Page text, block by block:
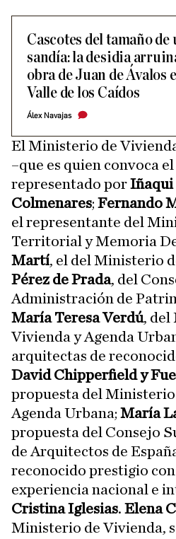
Cascotes del tamaño de
sandía: la desidia
obra de Juan de Ávalos
Valle de los Caídos
Álex Navajas
El Ministerio de
–que es quien convoca
representado porIñaqui
Colmenares; Fernando
el representante del
Territorial y Memoria
Martí, el del Ministerio
Pérez de Prada, del
Administración de
María Teresa Verdú, del
Vivienda y Agenda
arquitectas de
David Chipperfield y
propuesta del
Agenda Urbana; María
propuesta del Consejo
de Arquitectos de
reconocido prestigio
experiencia nacional e
Cristina Iglesias. Elena
Ministerio de Vivienda,